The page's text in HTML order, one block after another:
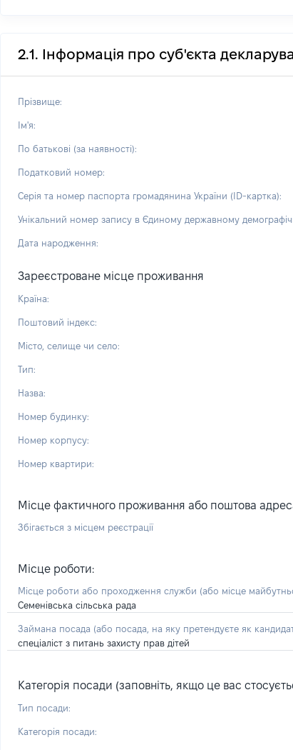
2.1. Інформація про суб'єкта
Прізвище:
Ім'я:
По батькові (за наявності):
Податковий номер:
Серія та номер паспорта громадянина України (ID-картка):
Унікальний номер запису в Єдиному державному
Дата народження:
Зареєстроване місце проживання
Країна:
Поштовий індекс:
Місто, селище чи село:
Тип:
Назва:
Номер будинку:
Номер корпусу:
Номер квартири:
Місце фактичного проживання або поштова
Збігається з місцем реєстрації
Місце роботи:
Місце роботи або проходження служби (або місце
Семенівська сільська рада
Займана посада (або посада, на яку претендуєте як
спеціаліст з питань захисту прав дітей
Категорія посади (заповніть, якщо це вас
Тип посади:
Категорія посади: